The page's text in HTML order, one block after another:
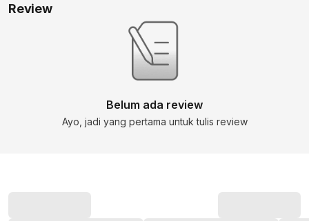
Review
Belum ada review
Ayo, jadi yang pertama untuk tulis review